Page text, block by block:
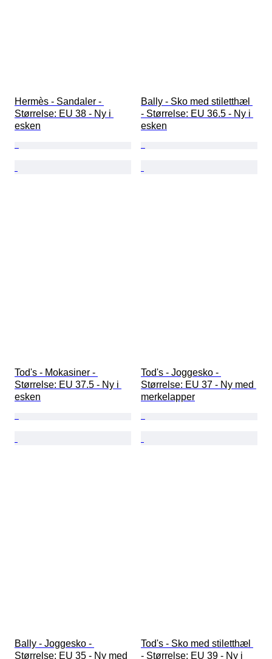
Hermès - Sandaler -
Størrelse: EU 38 - Ny i
esken
Bally - Sko med stiletthæl
- Størrelse: EU 36.5 - Ny i
esken
Tod's - Mokasiner -
Størrelse: EU 37.5 - Ny i
esken
Tod's - Joggesko -
Størrelse: EU 37 - Ny med
merkelapper
Bally - Joggesko -
Størrelse: EU 35 - Ny med
Tod's - Sko med stiletthæl
- Størrelse: EU 39 - Ny i